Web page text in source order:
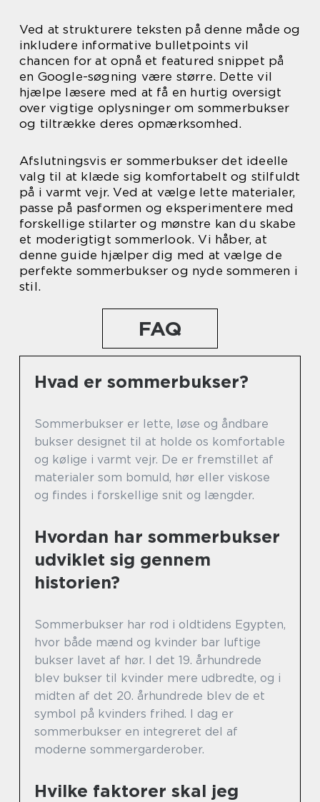
Ved at strukturere teksten på denne måde og
inkludere informative bulletpoints vil
chancen for at opnå et featured snippet på
en Google-søgning være større. Dette vil
hjælpe læsere med at få en hurtig oversigt
over vigtige oplysninger om sommerbukser
og tiltrække deres opmærksomhed.
Afslutningsvis er sommerbukser det ideelle
valg til at klæde sig komfortabelt og stilfuldt
på i varmt vejr. Ved at vælge lette materialer,
passe på pasformen og eksperimentere med
forskellige stilarter og mønstre kan du skabe
et moderigtigt sommerlook. Vi håber, at
denne guide hjælper dig med at vælge de
perfekte sommerbukser og nyde sommeren i
stil.
FAQ
Hvad er sommerbukser?
Sommerbukser er lette, løse og åndbare
bukser designet til at holde os komfortable
og kølige i varmt vejr. De er fremstillet af
materialer som bomuld, hør eller viskose
og findes i forskellige snit og længder.
Hvordan har sommerbukser
udviklet sig gennem
historien?
Sommerbukser har rod i oldtidens Egypten,
hvor både mænd og kvinder bar luftige
bukser lavet af hør. I det 19. århundrede
blev bukser til kvinder mere udbredte, og i
midten af det 20. århundrede blev de et
symbol på kvinders frihed. I dag er
sommerbukser en integreret del af
moderne sommergarderober.
Hvilke faktorer skal jeg